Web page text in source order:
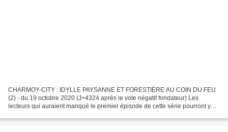
CHARMOY-CITY : IDYLLE PAYSANNE ET FORESTIÈRE AU COIN DU FEU
(2) - du 19 octobre 2020 (J+4324 après le vote négatif fondateur) Les
lecteurs qui auraient manqué le premier épisode de cette série pourront y